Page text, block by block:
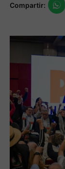
Compartir: